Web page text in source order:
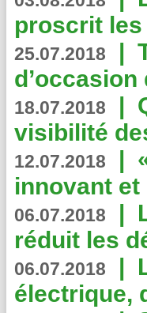
proscrit
25.07.2018 |
18.07.2018 |
visibilité
12.07.2018 |
innovant
06.07.2018 |
réduit les
06.07.2018 |
électrique,